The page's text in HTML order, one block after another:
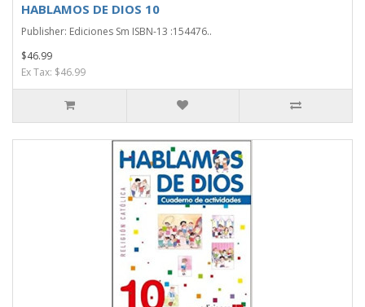
HABLAMOS DE DIOS 10
Publisher: Ediciones Sm ISBN-13 :154476..
$46.99
Ex Tax: $46.99